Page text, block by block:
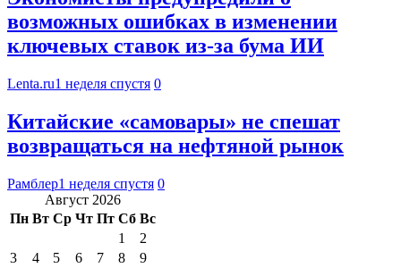
возможных ошибках в изменении
ключевых ставок из-за бума ИИ
Lenta.ru1 неделя спустя 0
Китайские «самовары» не спешат
возвращаться на нефтяной рынок
Рамблер1 неделя спустя 0
Август 2026
Пн Вт Ср Чт Пт Сб Вс
1
2
3
4 5 6 7 8
9